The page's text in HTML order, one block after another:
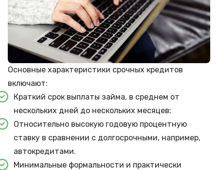
Основные характеристики срочных кредитов
включают:
Краткий срок выплаты займа, в среднем от
нескольких дней до нескольких месяцев;
Относительно высокую годовую процентную
ставку в сравнении с долгосрочными, например,
автокредитами.
Минимальные формальности и практически